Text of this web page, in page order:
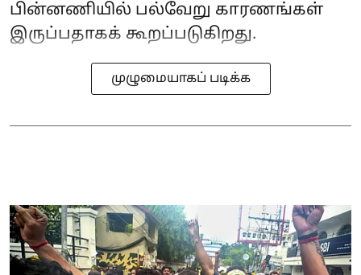
பின்னணியில் பல்வேறு காரணங்கள்
இருப்பதாகக் கூறப்படுகிறது.
முழுமையாகப் படிக்க